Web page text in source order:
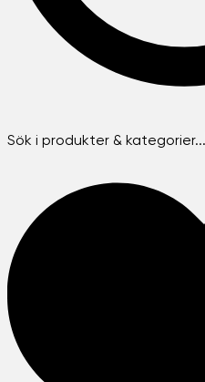
Sök i produkter & kategorier...